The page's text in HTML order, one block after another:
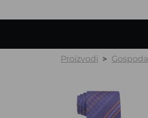
Proizvodi Gospoda